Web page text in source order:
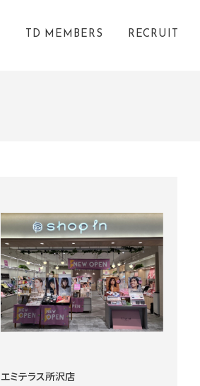
TD MEMBERS RECRUIT
エミテラス所沢店